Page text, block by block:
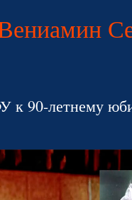
к 90-летнему